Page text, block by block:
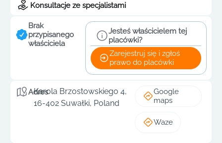
Konsultacje ze specjalistami
Brak
przypisanego
właściciela
Jesteś właścicielem tej
placówki?
Zarejestruj się i zgłoś
prawo do placówki
Adres
Karola Brzostowskiego 4,
16-402 Suwałki, Poland
Google
maps
Waze